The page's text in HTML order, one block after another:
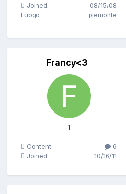
Joined:
08/15/08
Luogo
piemonte
Francy<3
1
Content:
6
Joined:
10/16/11